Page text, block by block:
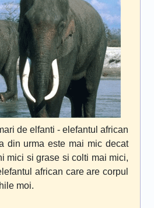
de elfanti - elefantul african
din urma este mai mic decat
mici si grase si colti mai mici,
african care are corpul
moi.